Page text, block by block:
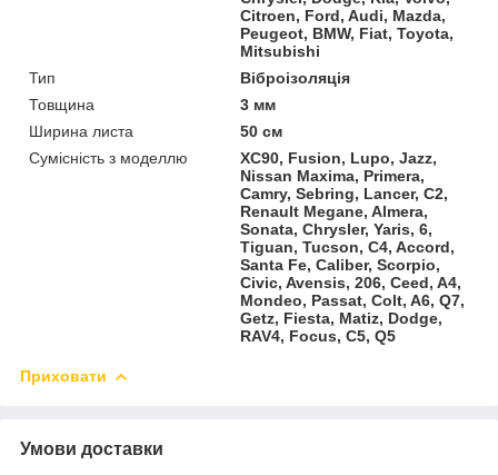
Citroen, Ford, Audi, Mazda,
Peugeot, BMW, Fiat, Toyota,
Mitsubishi
Тип
Віброізоляція
Товщина
3 мм
Ширина листа
50 см
Сумісність з моделлю
XC90, Fusion, Lupo, Jazz,
Nissan Maxima, Primera,
Camry, Sebring, Lancer, C2,
Renault Megane, Almera,
Sonata, Chrysler, Yaris, 6,
Tiguan, Tucson, C4, Accord,
Santa Fe, Caliber, Scorpio,
Civic, Avensis, 206, Ceed, A4,
Mondeo, Passat, Colt, A6, Q7,
Getz, Fiesta, Matiz, Dodge,
RAV4, Focus, C5, Q5
Приховати
Умови доставки